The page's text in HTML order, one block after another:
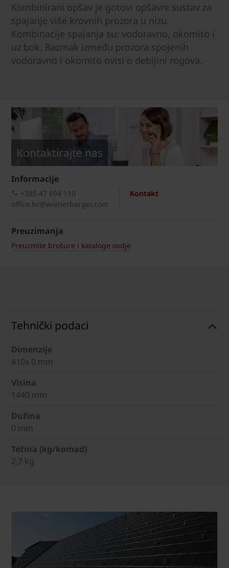
Kombinirani opšav je gotovi opšavni sustav za
spajanje više krovnih prozora u nizu.
Kombinacije spajanja su: vodoravno, okomito i
uz bok. Razmak između prozora spojenih
vodoravno i okomito ovisi o debljini rogova.
Kontaktirajte nas
Informacije
Kontakt
+385 47 694 110
office.hr@wienerberger.com
Preuzimanja
Preuzmite brošure i kataloge ovdje
Tehnički podaci
Dimenzije
410x 0 mm
Visina
1440 mm
Dužina
0 mm
Težina (kg/komad)
2,7 kg